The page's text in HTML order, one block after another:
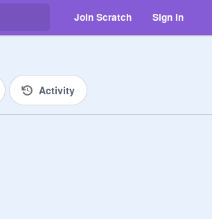
Join Scratch Sign in
Activity